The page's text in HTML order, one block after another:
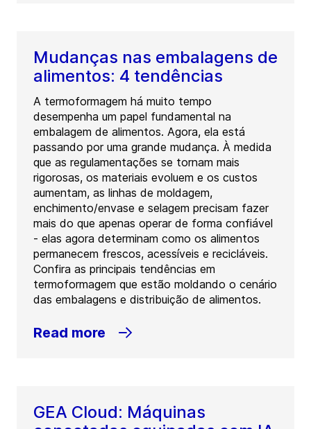
Mudanças nas embalagens de
alimentos: 4 tendências
A termoformagem há muito tempo
desempenha um papel fundamental na
embalagem de alimentos. Agora, ela está
passando por uma grande mudança. À medida
que as regulamentações se tornam mais
rigorosas, os materiais evoluem e os custos
aumentam, as linhas de moldagem,
enchimento/envase e selagem precisam fazer
mais do que apenas operar de forma confiável
- elas agora determinam como os alimentos
permanecem frescos, acessíveis e recicláveis.
Confira as principais tendências em
termoformagem que estão moldando o cenário
das embalagens e distribuição de alimentos.
Read more
GEA Cloud: Máquinas